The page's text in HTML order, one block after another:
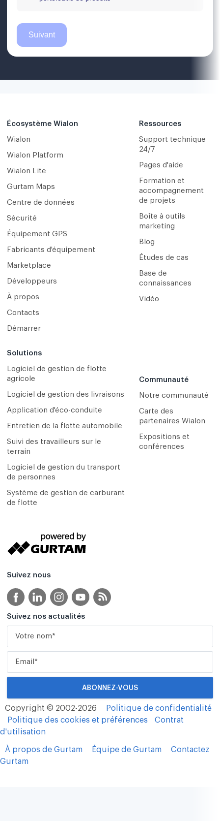
Écosystème Wialon
Wialon
Wialon Platform
Wialon Lite
Gurtam Maps
Centre de données
Sécurité
Équipement GPS
Fabricants d'équipement
Marketplace
Développeurs
À propos
Contacts
Démarrer
Solutions
Logiciel de gestion de flotte
agricole
Logiciel de gestion des livraisons
Application d'éco-conduite
Entretien de la flotte automobile
Suivi des travailleurs sur le
terrain
Logiciel de gestion du transport
de personnes
Système de gestion de carburant
de flotte
Ressources
Support technique
24/7
Pages d'aide
Formation et
accompagnement
de projets
Boîte à outils
marketing
Blog
Études de cas
Base de
connaissances
Vidéo
Communauté
Notre communauté
Carte des
partenaires Wialon
Expositions et
conférences
Suivez nous
Suivez nos actualités
Copyright © 2002-2026
Politique de confidentialité
Politique des cookies et préférences
Contrat
d'utilisation
À propos de Gurtam Équipe de Gurtam
Contactez
Gurtam